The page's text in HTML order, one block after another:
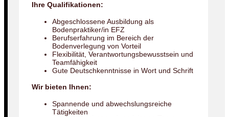
Ihre Qualifikationen:
Abgeschlossene Ausbildung als
Bodenpraktiker/in EFZ
Berufserfahrung im Bereich der
Bodenverlegung von Vorteil
Flexibilität, Verantwortungsbewusstsein und
Teamfähigkeit
Gute Deutschkenntnisse in Wort und Schrift
Wir bieten Ihnen:
Spannende und abwechslungsreiche
Tätigkeiten